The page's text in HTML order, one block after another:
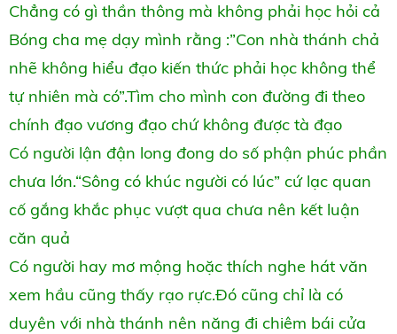
Chẳng có gì thần thông mà không phải học hỏi cả
Bóng cha mẹ dạy mình rằng :”Con nhà thánh chả
nhẽ không hiểu đạo kiến thức phải học không thể
tự nhiên mà có”.Tìm cho mình con đường đi theo
chính đạo vương đạo chứ không được tà đạo
Có người lận đận long đong do số phận phúc phần
chưa lớn.“Sông có khúc người có lúc” cứ lạc quan
cố gắng khắc phục vượt qua chưa nên kết luận
căn quả
Có người hay mơ mộng hoặc thích nghe hát văn
xem hầu cũng thấy rạo rực.Đó cũng chỉ là có
duyên với nhà thánh nên năng đi chiêm bái cửa